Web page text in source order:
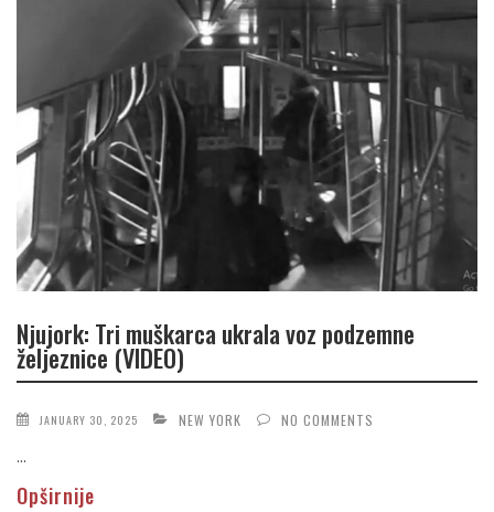
Njujork: Tri muškarca ukrala voz podzemne
željeznice (VIDEO)
JANUARY 30, 2025 NEW YORK NO COMMENTS
...
Opširnije